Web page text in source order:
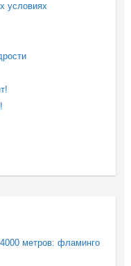
условиях
метров: фламинго